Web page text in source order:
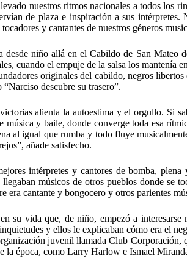
nuestros ritmos nacionales a todos los
de plaza e inspiración a sus
y cantantes de nuestros géneros
desde niño allá en el Cabildo de San
cuando el empuje de la salsa los mantenía
originales del cabildo, negros
descubre su trasero”.
alienta la autoestima y el orgullo. Si
música y baile, donde converge toda esa
al igual que rumba y todo fluye
añade satisfecho.
intérpretes y cantores de bomba,
músicos de otros pueblos donde se
era cantante y bongocero y otros parientes
su vida que, de niño, empezó a
y ellos le explicaban cómo era el
juvenil llamada Club Corporación,
la época, como Larry Harlow e Ismael